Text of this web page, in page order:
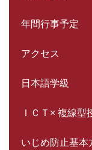
年間行事予定
アクセス
日本語学級
ＩＣＴ× 複線
いじめ防止基本